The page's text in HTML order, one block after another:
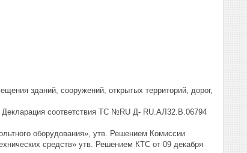
зданий, сооружений, открытых территорий, дорог,
Декларация соответствия ТС №RU Д- RU.АЛ32.В.06794
оборудования», утв. Решением Комиссии
средств» утв. Решением КТС от 09 декабря